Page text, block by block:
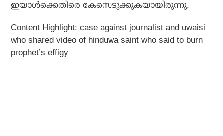
ഇയാള്‍ക്കെതിരെ കേസെടുക്കുകയായിരുന്നു.
Content Highlight: case against journalist and uwaisi
who shared video of hinduwa saint who said to burn
prophet’s effigy